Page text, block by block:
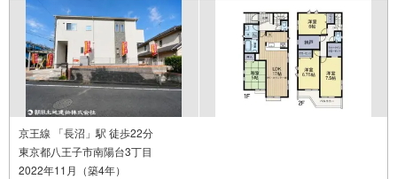
京王線 「長沼」駅 徒歩22分
東京都八王子市南陽台3丁目
2022年11月（築4年）